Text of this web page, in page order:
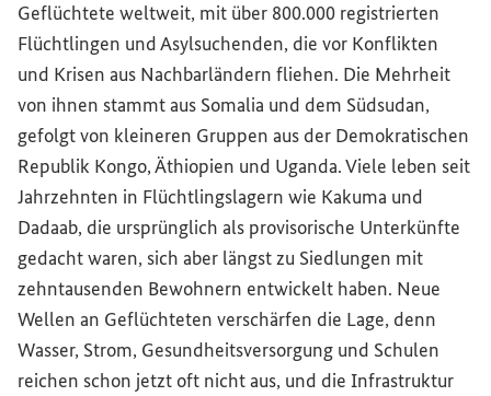
Geflüchtete weltweit, mit über 800.000 registrierten
Flüchtlingen und Asylsuchenden, die vor Konflikten
und Krisen aus Nachbarländern fliehen. Die Mehrheit
von ihnen stammt aus Somalia und dem Südsudan,
gefolgt von kleineren Gruppen aus der Demokratischen
Republik Kongo, Äthiopien und Uganda. Viele leben seit
Jahrzehnten in Flüchtlingslagern wie Kakuma und
Dadaab, die ursprünglich als provisorische Unterkünfte
gedacht waren, sich aber längst zu Siedlungen mit
zehntausenden Bewohnern entwickelt haben. Neue
Wellen an Geflüchteten verschärfen die Lage, denn
Wasser, Strom, Gesundheitsversorgung und Schulen
reichen schon jetzt oft nicht aus, und die Infrastruktur